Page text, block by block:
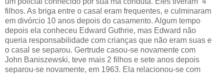
filhos. As briga entre o casal eram frequentes, e culminaram
em divórcio 10 anos depois do casamento. Algum tempo
depois ela conheceu Edward Guthrie, mas Edward não
queria responsabilidade com crianças que não eram suas e
o casal se separou. Gertrude casou-se novamente com
John Baniszewski, teve mais 2 filhos e sete anos depois
separou-se novamente, em 1963. Ela relacionou-se com